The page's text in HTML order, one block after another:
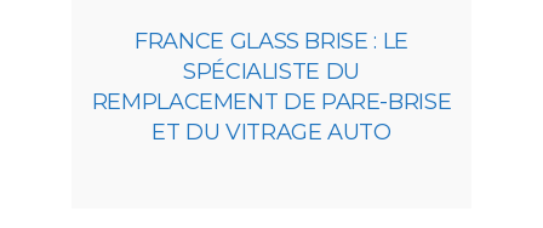
FRANCE GLASS BRISE : LE
SPÉCIALISTE DU
REMPLACEMENT DE PARE-BRISE
ET DU VITRAGE AUTO